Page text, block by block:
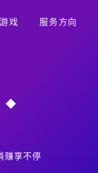
戏 服务方向
赚享不停